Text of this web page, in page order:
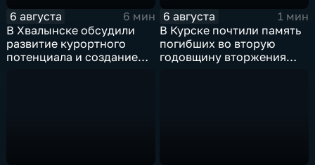
6 августа
6 мин
В Хвалынске обсудили
развитие курортного
потенциала и создание
6 августа
1 мин
В Курске почтили память
погибших во вторую
годовщину вторжения